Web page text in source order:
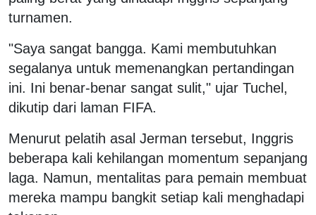
turnamen.
"Saya sangat bangga. Kami membutuhkan
segalanya untuk memenangkan pertandingan
ini. Ini benar-benar sangat sulit," ujar Tuchel,
dikutip dari laman FIFA.
Menurut pelatih asal Jerman tersebut, Inggris
beberapa kali kehilangan momentum sepanjang
laga. Namun, mentalitas para pemain membuat
mereka mampu bangkit setiap kali menghadapi